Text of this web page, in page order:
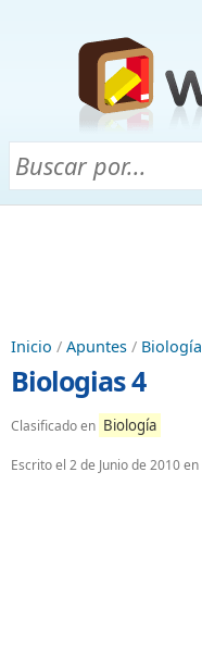
Inicio / Apuntes / Biología
Biologias 4
Clasificado en Biología
Escrito el 2 de Junio de 2010en